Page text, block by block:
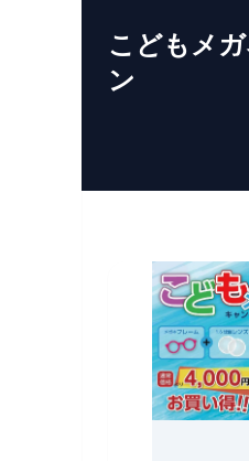
こどもメ
ン